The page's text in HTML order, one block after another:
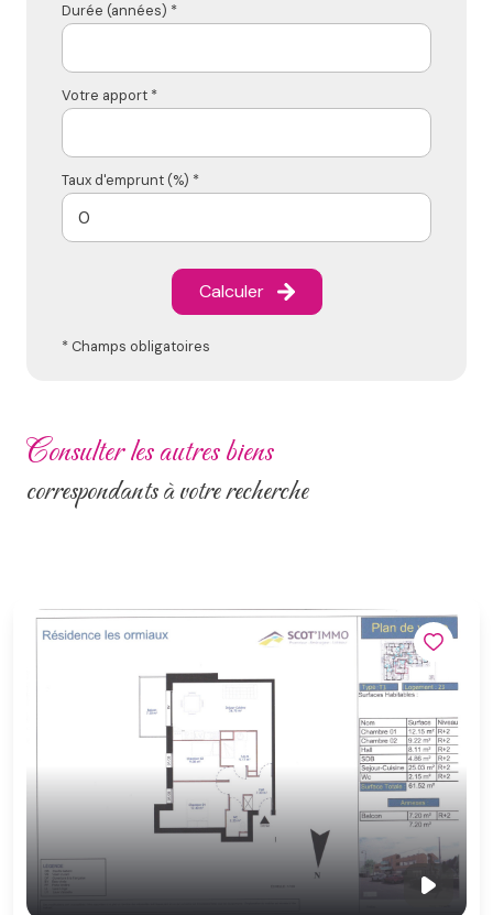
Durée (années) *
Votre apport *
Taux d'emprunt (%) *
Calculer
* Champs obligatoires
consulter les autres biens
correspondants à votre recherche